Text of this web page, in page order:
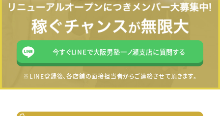
今すぐLINEで大阪男塾一ノ瀬支店に質問する
※LINE登録後、各店舗の面接担当者からご連絡させて頂きます。